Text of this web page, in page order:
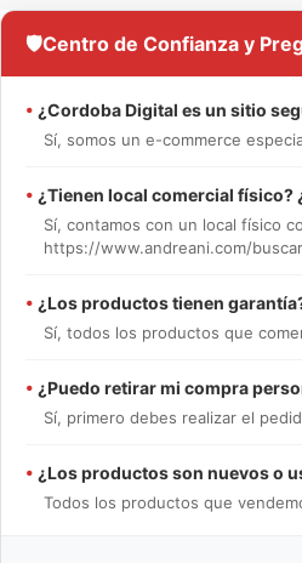
🛡️Centro de Confianza y
• ¿Cordoba Digital es un sitio
Sí, somos un e-commerce
• ¿Tienen local comercial físico?
Sí, contamos con un local físico
https://www.andreani.com/
• ¿Los productos tienen
Sí, todos los productos que
• ¿Puedo retirar mi compra
Sí, primero debes realizar el
• ¿Los productos son nuevos o
Todos los productos que